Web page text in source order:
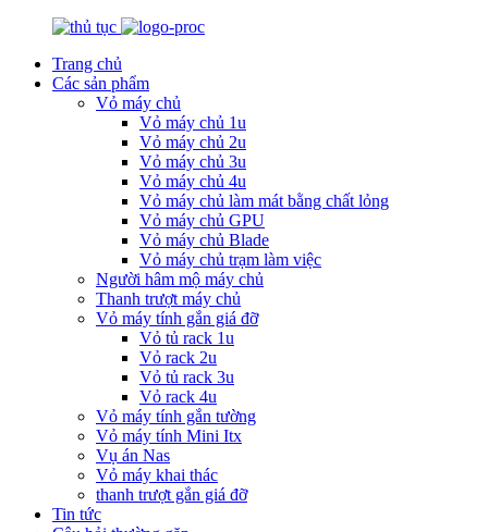
Trang chủ
Các sản phẩm
Vỏ máy chủ
Vỏ máy chủ 1u
Vỏ máy chủ 2u
Vỏ máy chủ 3u
Vỏ máy chủ 4u
Vỏ máy chủ làm mát bằng chất lỏng
Vỏ máy chủ GPU
Vỏ máy chủ Blade
Vỏ máy chủ trạm làm việc
Người hâm mộ máy chủ
Thanh trượt máy chủ
Vỏ máy tính gắn giá đỡ
Vỏ tủ rack 1u
Vỏ rack 2u
Vỏ tủ rack 3u
Vỏ rack 4u
Vỏ máy tính gắn tường
Vỏ máy tính Mini Itx
Vụ án Nas
Vỏ máy khai thác
thanh trượt gắn giá đỡ
Tin tức